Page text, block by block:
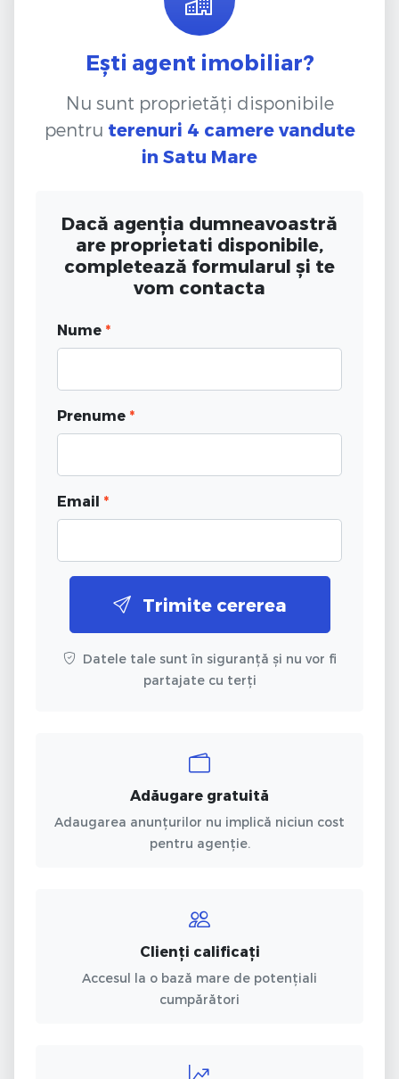
Ești agent imobiliar?
Nu sunt proprietăți disponibile
pentru terenuri 4 camere vandute
in Satu Mare
Dacă agenția dumneavoastră
are proprietati disponibile,
completează formularul și te
vom contacta
Nume *
Prenume *
Email *
Trimite cererea
Datele tale sunt în siguranță și nu vor fi
partajate cu terți
Adăugare gratuită
Adaugarea anunțurilor nu implică niciun cost
pentru agenție.
Clienți calificați
Accesul la o bază mare de potențiali
cumpărători